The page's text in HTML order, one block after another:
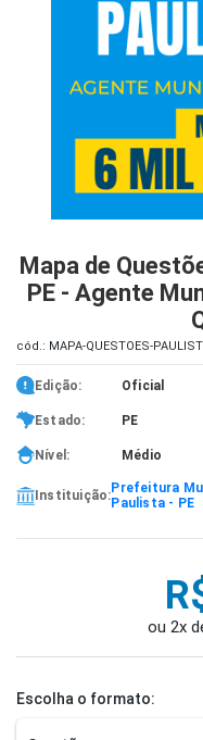
Mapa de
PE - Agente
cód.: MAPA-QUESTOES-
Edição: Oficial
Estado: PE
Nível: Médio
Instituição:Prefeitura
Paulista - PE
ou 2x
Escolha o formato: